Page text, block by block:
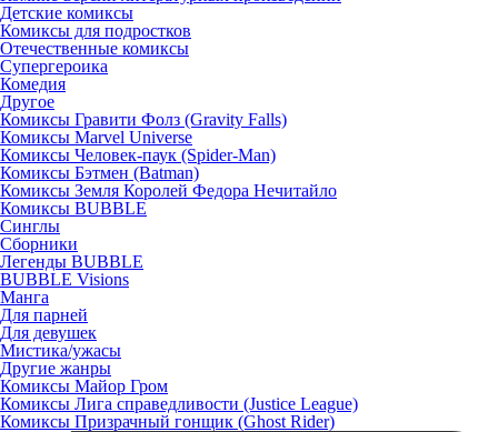
Детские комиксы
Комиксы для подростков
Отечественные комиксы
Супергероика
Комедия
Другое
Комиксы Гравити Фолз (Gravity Falls)
Комиксы Marvel Universe
Комиксы Человек-паук (Spider-Man)
Комиксы Бэтмен (Batman)
Комиксы Земля Королей Федора Нечитайло
Комиксы BUBBLE
Синглы
Сборники
Легенды BUBBLE
BUBBLE Visions
Манга
Для парней
Для девушек
Мистика/ужасы
Другие жанры
Комиксы Майор Гром
Комиксы Лига справедливости (Justice League)
Комиксы Призрачный гонщик (Ghost Rider)